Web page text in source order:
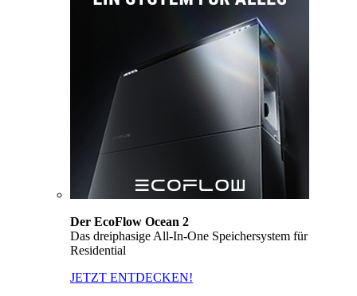
Der EcoFlow Ocean 2
Das dreiphasige All-In-One Speichersystem für
Residential
JETZT ENTDECKEN!